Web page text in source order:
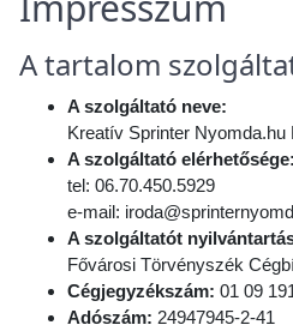
A tartalom
A szolgáltató neve:
Kreatív Sprinter Nyomda.hu
A szolgáltató elérhetősége:
tel: 06.70.450.5929
e-mail:
A szolgáltatót
Fővárosi Törvényszék
Cégjegyzékszám: 01 09
Adószám: 24947945-2-41